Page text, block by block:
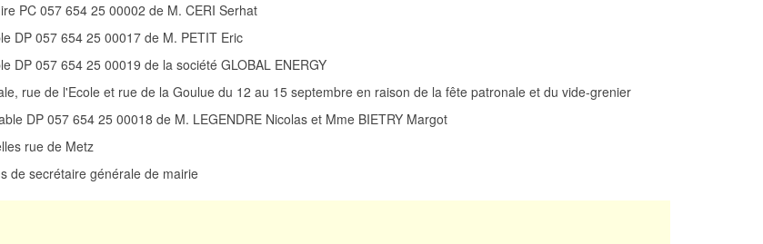
PC 057 654 25 00002 de M. CERI Serhat
DP 057 654 25 00017 de M. PETIT Eric
DP 057 654 25 00019 de la société GLOBAL ENERGY
rue de l'Ecole et rue de la Goulue du 12 au 15 septembre en raison de la fête patronale et du vide-grenier
DP 057 654 25 00018 de M. LEGENDRE Nicolas et Mme BIETRY Margot
rue de Metz
de secrétaire générale de mairie